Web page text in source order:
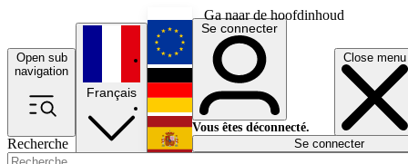
Ga naar de hoofdinhoud
Open sub
navigation
Close menu
Recherche
Français
English
Deutsch
Español
Se connecter
Vous êtes déconnecté.
Se connecter